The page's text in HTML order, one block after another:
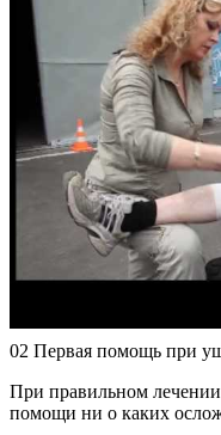
02 Первая помощь при
При правильном
помощи ни о каких